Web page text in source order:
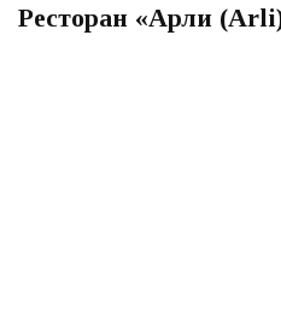
Ресторан «Арли